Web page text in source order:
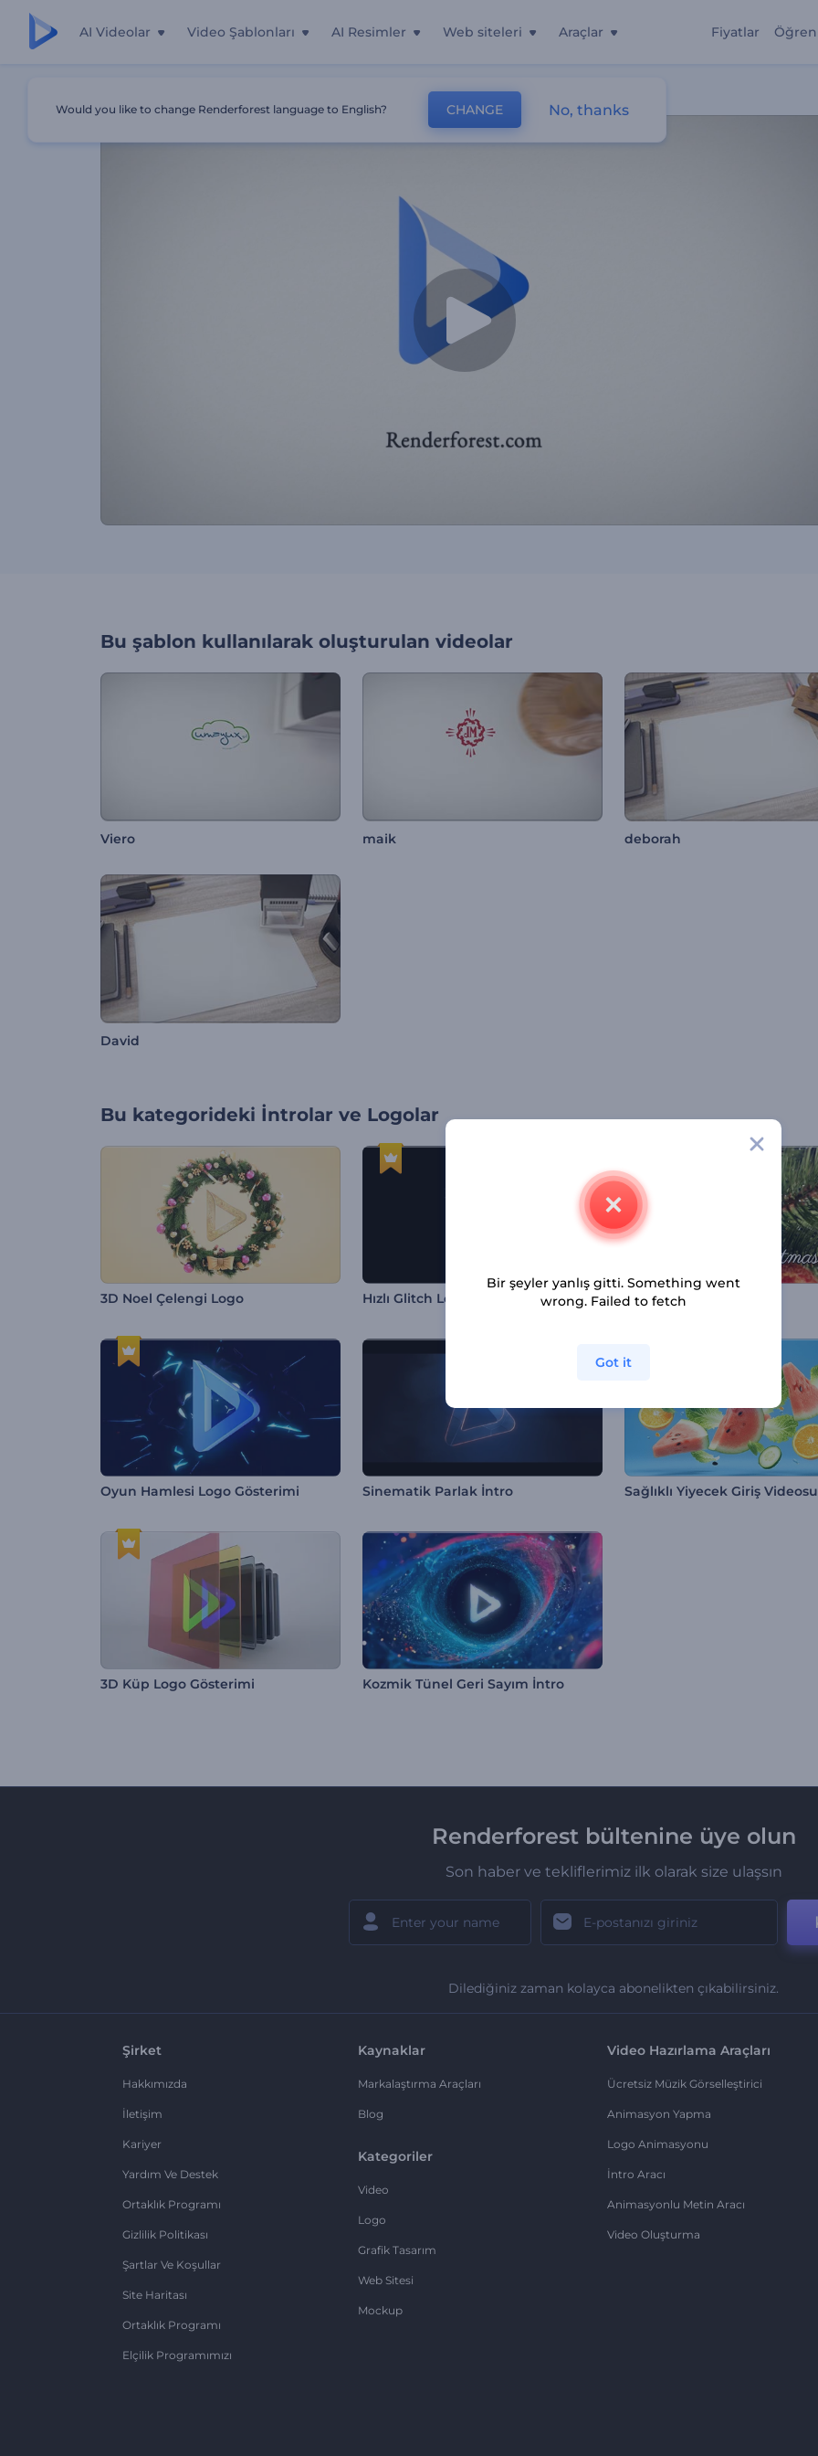
AI Videolar Video Şablonları AI Resimler Web siteleri Araçlar Fiyatlar Öğren
Bu şablon kullanılarak oluşturulan videolar
Viero maik deborah
David
Bu kategorideki İntrolar ve Logolar
3D Noel Çelengi Logo Hızlı Glitch Logo Gösterimi Işıltılı Noel Süsleri İntro
Oyun Hamlesi Logo Gösterimi Sinematik Parlak İntro Sağlıklı Yiyecek Giriş Videosu
3D Küp Logo Gösterimi Kozmik Tünel Geri Sayım İntro
Renderforest bültenine üye olun
Son haber ve tekliflerimiz ilk olarak size ulaşsın
Dilediğiniz zaman kolayca abonelikten çıkabilirsiniz.
Şirket
Hakkımızda
İletişim
Kariyer
Yardım Ve Destek
Ortaklık Programı
Gizlilik Politikası
Şartlar Ve Koşullar
Site Haritası
Ortaklık Programı
Elçilik Programımızı
Kaynaklar
Markalaştırma Araçları
Blog
Kategoriler
Video
Logo
Grafik Tasarım
Web Sitesi
Mockup
Video Hazırlama Araçları
Ücretsiz Müzik Görselleştirici
Animasyon Yapma
Logo Animasyonu
İntro Aracı
Animasyonlu Metin Aracı
Video Oluşturma
Would you like to change Renderforest language to English? CHANGE No, thanks
Bir şeyler yanlış gitti. Something went
wrong. Failed to fetch
Got it